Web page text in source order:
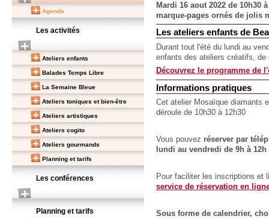
Agenda
Les activités
Ateliers enfants
Balades Temps Libre
La Semaine Bleue
Ateliers toniques et bien-être
Ateliers artistiques
Ateliers cogito
Ateliers gourmands
Planning et tarifs
Les conférences
Planning et tarifs
Mardi 16 aout 2022 de 10h30
marque-pages ornés de jolis
Les ateliers enfants de
Durant tout l'été du lundi au
enfants des ateliers créatifs,
Découvrez le programme de
Informations pratiques
Cet atelier Mosaïque diamants
déroule de 10h30 à 12h30
Vous pouvez réserver par
lundi au vendredi de 9h à 12h
Pour faciliter les inscriptions et
service de réservation en
Sous forme de calendrier,